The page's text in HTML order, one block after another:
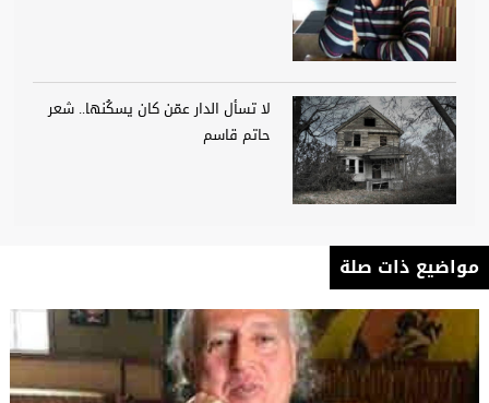
لا تسأل الدار عمّن كان يسكُنها.. شعر
حاتم قاسم
مواضيع ذات صلة